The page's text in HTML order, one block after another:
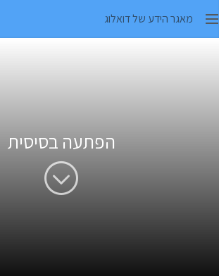
מאגר הידע של דואלוג
הפתעה בסיסית